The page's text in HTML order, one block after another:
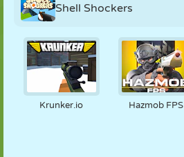
Shell Shockers
Krunker.io Hazmob FPS